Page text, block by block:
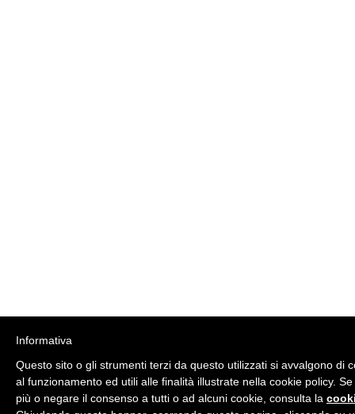
Informativa
Questo sito o gli strumenti terzi da questo utilizzati si avvalgono di
al funzionamento ed utili alle finalità illustrate nella cookie policy.
più o negare il consenso a tutti o ad alcuni cookie, consulta la